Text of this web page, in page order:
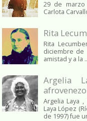
29 de marzo
Carlota
Rita
Rita
diciembre de
amistad y a la
Argelia
Argelia Laya
Laya López
de 1997) fue